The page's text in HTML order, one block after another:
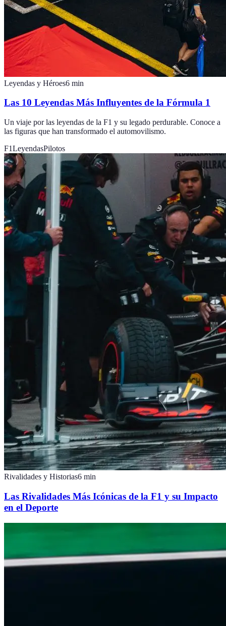
Leyendas y Héroes6 min
Las 10 Leyendas Más Influyentes de la Fórmula 1
Un viaje por las leyendas de la F1 y su legado perdurable. Conoce a
las figuras que han transformado el automovilismo.
F1LeyendasPilotos
Rivalidades y Historias6 min
Las Rivalidades Más Icónicas de la F1 y su Impacto
en el Deporte